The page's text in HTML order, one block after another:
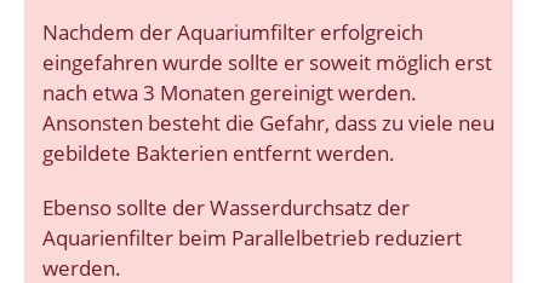
Nachdem der Aquariumfilter erfolgreich
eingefahren wurde sollte er soweit möglich erst
nach etwa 3 Monaten gereinigt werden.
Ansonsten besteht die Gefahr, dass zu viele neu
gebildete Bakterien entfernt werden.
Ebenso sollte der Wasserdurchsatz der
Aquarienfilter beim Parallelbetrieb reduziert
werden.